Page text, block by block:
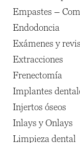
Empastes –
Endodoncia
Exámenes y
Extracciones
Frenectomía
Implantes
Injertos óseos
Inlays y Onlays
Limpieza dental